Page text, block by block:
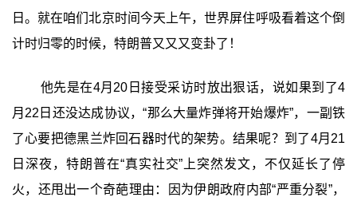
日。就在咱们北京时间今天上午，世界屏住呼吸看着这个倒
计时归零的时候，特朗普又又又变卦了！
他先是在4月20日接受采访时放出狠话，说如果到了4
月22日还没达成协议，“那么大量炸弹将开始爆炸”，一副铁
了心要把德黑兰炸回石器时代的架势。结果呢？到了4月21
日深夜，特朗普在“真实社交”上突然发文，不仅延长了停
火，还甩出一个奇葩理由：因为伊朗政府内部“严重分裂”，